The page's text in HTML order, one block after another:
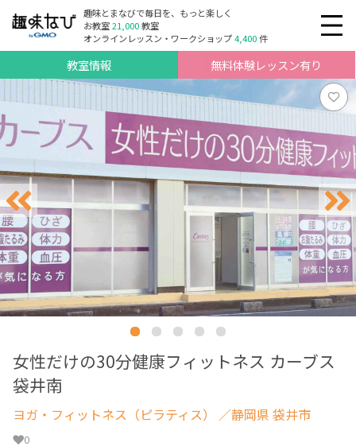
趣味とまなびで毎日を、もっと楽しく
お教室21,000教室
オンラインレッスン・ワークショップ4,400件
教室情報 無料体験レッスン有り
女性だけの30分健康フィットネス カーブス
袋井南
ヨガ・フィットネス（ピラティス） ／静岡県 袋井市
0